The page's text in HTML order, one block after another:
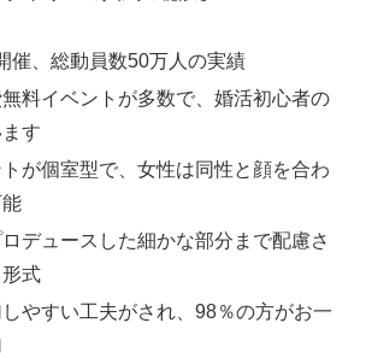
催、総動員数50万人の実績
料イベントが多数で、婚活初心者の
す
が個室型で、女性は同性と顔を合わ
デュースした細かな部分まで配慮さ
式
やすい工夫がされ、98％の方がお一